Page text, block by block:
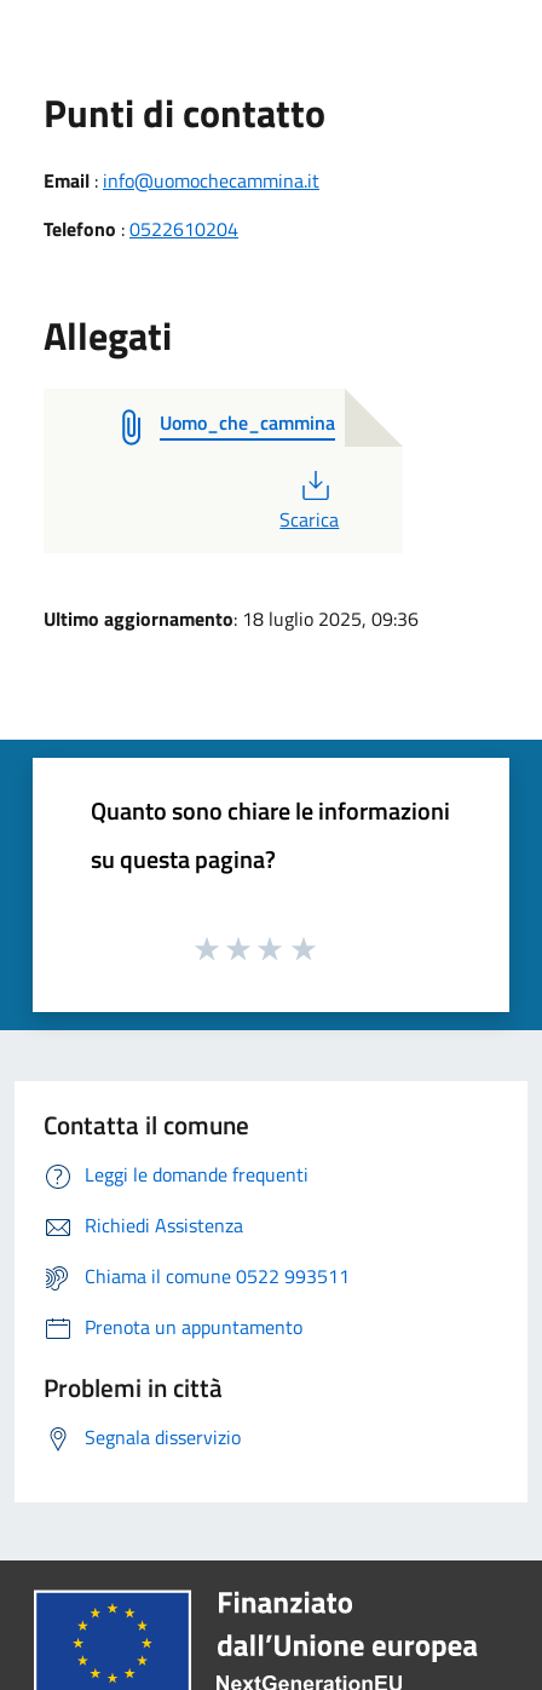
Punti di contatto
Email : info@uomochecammina.it
Telefono :0522610204
Allegati
Uomo_che_cammina
Scarica
Ultimo aggiornamento: 18 luglio 2025, 09:36
Quanto sono chiare le informazioni
su questa pagina?
Contatta il comune
Leggi le domande frequenti
Richiedi Assistenza
Chiama il comune 0522 993511
Prenota un appuntamento
Problemi in città
Segnala disservizio